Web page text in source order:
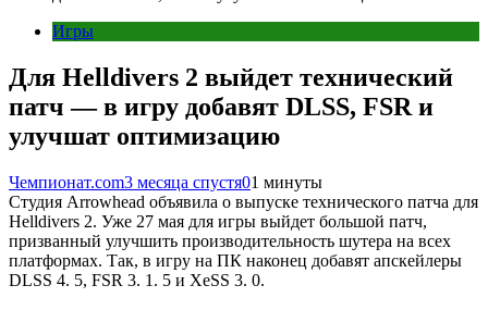
Игры
Для Helldivers 2 выйдет технический
патч — в игру добавят DLSS, FSR и
улучшат оптимизацию
Чемпионат.com3 месяца спустя01 минуты
Студия Arrowhead объявила о выпуске технического патча для
Helldivers 2. Уже 27 мая для игры выйдет большой патч,
призванный улучшить производительность шутера на всех
платформах. Так, в игру на ПК наконец добавят апскейлеры
DLSS 4. 5, FSR 3. 1. 5 и XeSS 3. 0.